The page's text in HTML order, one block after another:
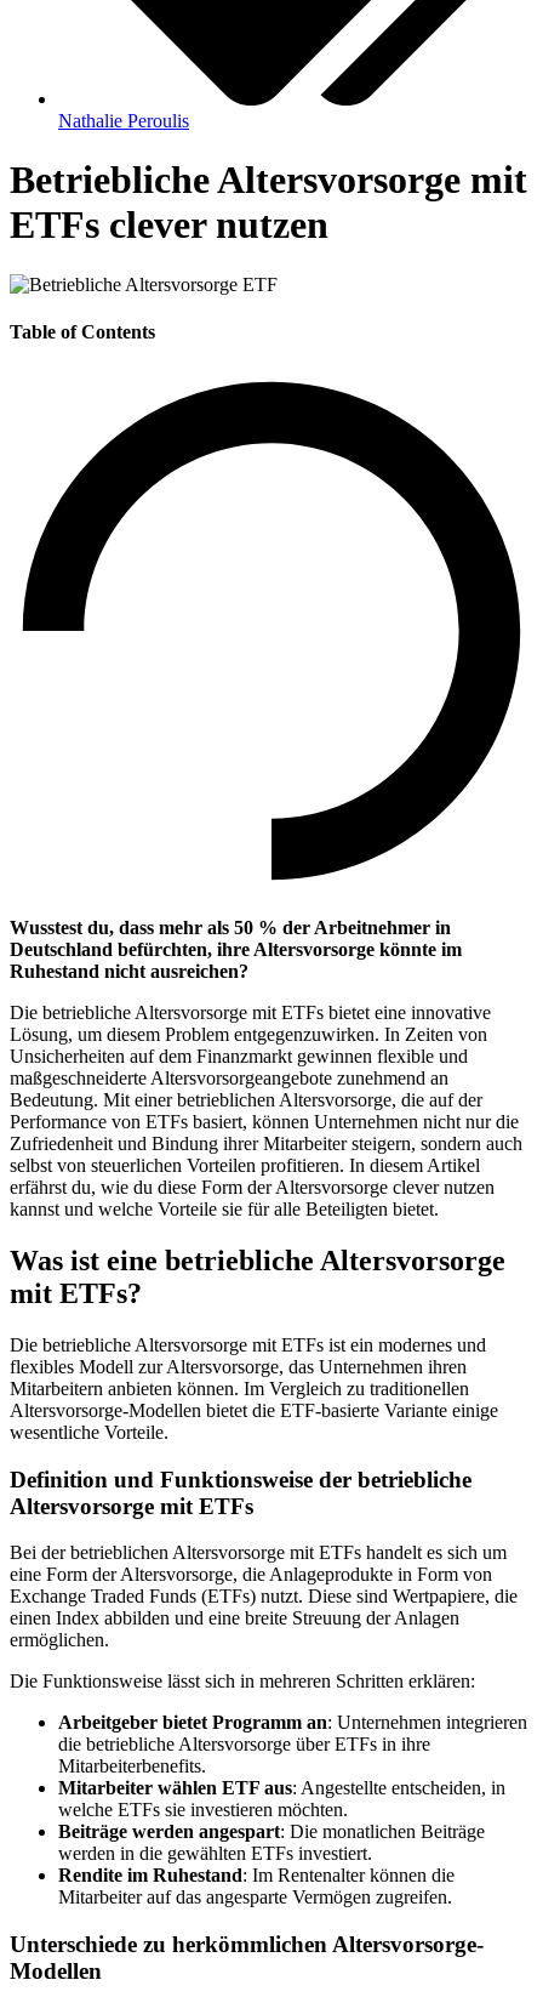
Nathalie Peroulis
Betriebliche Altersvorsorge mit
ETFs clever nutzen
Table of Contents
Wusstest du, dass mehr als 50 % der Arbeitnehmer in
Deutschland befürchten, ihre Altersvorsorge könnte im
Ruhestand nicht ausreichen?
Die betriebliche Altersvorsorge mit ETFs bietet eine innovative
Lösung, um diesem Problem entgegenzuwirken. In Zeiten von
Unsicherheiten auf dem Finanzmarkt gewinnen flexible und
maßgeschneiderte Altersvorsorgeangebote zunehmend an
Bedeutung. Mit einer betrieblichen Altersvorsorge, die auf der
Performance von ETFs basiert, können Unternehmen nicht nur die
Zufriedenheit und Bindung ihrer Mitarbeiter steigern, sondern auch
selbst von steuerlichen Vorteilen profitieren. In diesem Artikel
erfährst du, wie du diese Form der Altersvorsorge clever nutzen
kannst und welche Vorteile sie für alle Beteiligten bietet.
Was ist eine betriebliche Altersvorsorge
mit ETFs?
Die betriebliche Altersvorsorge mit ETFs ist ein modernes und
flexibles Modell zur Altersvorsorge, das Unternehmen ihren
Mitarbeitern anbieten können. Im Vergleich zu traditionellen
Altersvorsorge-Modellen bietet die ETF-basierte Variante einige
wesentliche Vorteile.
Definition und Funktionsweise der betriebliche
Altersvorsorge mit ETFs
Bei der betrieblichen Altersvorsorge mit ETFs handelt es sich um
eine Form der Altersvorsorge, die Anlageprodukte in Form von
Exchange Traded Funds (ETFs) nutzt. Diese sind Wertpapiere, die
einen Index abbilden und eine breite Streuung der Anlagen
ermöglichen.
Die Funktionsweise lässt sich in mehreren Schritten erklären:
Arbeitgeber bietet Programm an: Unternehmen integrieren
die betriebliche Altersvorsorge über ETFs in ihre
Mitarbeiterbenefits.
Mitarbeiter wählen ETF aus: Angestellte entscheiden, in
welche ETFs sie investieren möchten.
Beiträge werden angespart: Die monatlichen Beiträge
werden in die gewählten ETFs investiert.
Rendite im Ruhestand: Im Rentenalter können die
Mitarbeiter auf das angesparte Vermögen zugreifen.
Unterschiede zu herkömmlichen Altersvorsorge-
Modellen